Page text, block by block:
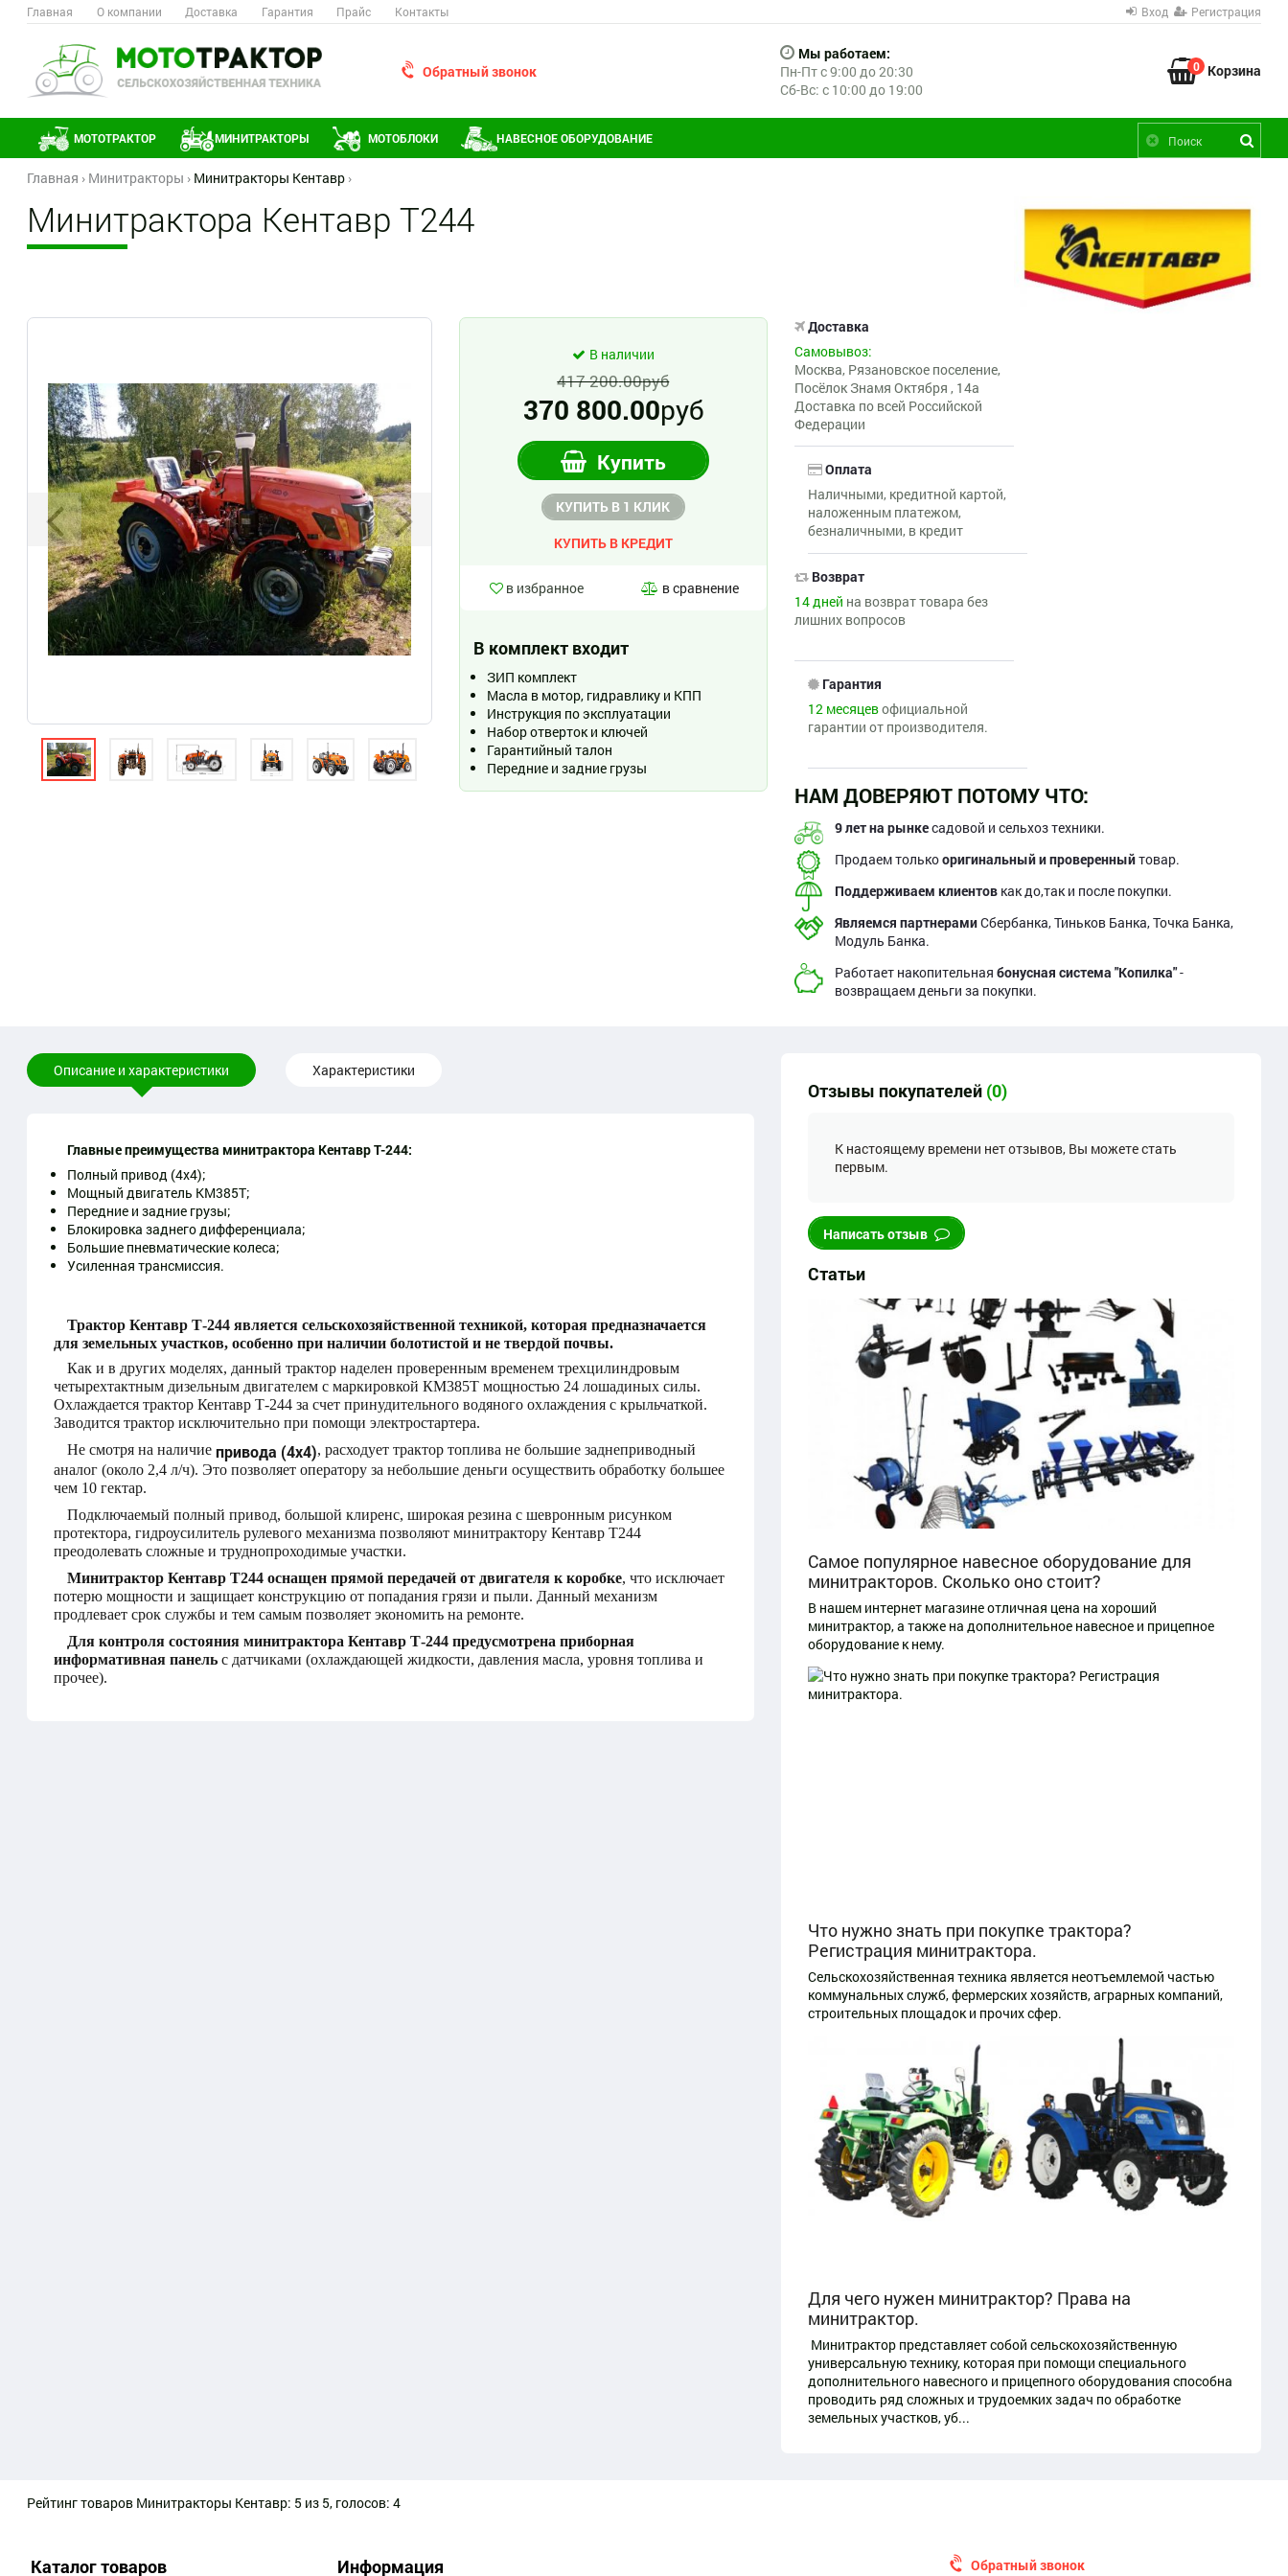
Главная О компании Доставка Гарантия Прайс Контакты Вход Регистрация
Обратный звонок
Мы работаем:
Пн-Пт с 9:00 до 20:30
Сб-Вс: с 10:00 до 19:00
Корзина
0
МОТОТРАКТОР МИНИТРАКТОРЫ МОТОБЛОКИ НАВЕСНОЕ ОБОРУДОВАНИЕ
Главная › Минитракторы › Минитракторы Кентавр ›
Минитрактора Кентавр Т244
В наличии
417 200.00руб
370 800.00руб
Купить
КУПИТЬ В 1 КЛИК
КУПИТЬ В КРЕДИТ
в избранное в сравнение
В комплект входит
ЗИП комплект
Масла в мотор, гидравлику и КПП
Инструкция по эксплуатации
Набор отверток и ключей
Гарантийный талон
Передние и задние грузы
Доставка
Самовывоз:
Москва, Рязановское поселение,
Посёлок Знамя Октября , 14а
Доставка по всей Российской
Федерации
Оплата
Наличными, кредитной картой,
наложенным платежом,
безналичными, в кредит
Возврат
14 дней на возврат товара без
лишних вопросов
Гарантия
12 месяцевофициальной
гарантии от производителя.
НАМ ДОВЕРЯЮТ ПОТОМУ ЧТО:
9 лет на рынкесадовой и сельхоз техники.
Продаем толькооригинальный и проверенныйтовар.
Поддерживаем клиентовкак до,так и после покупки.
Являемся партнерамиСбербанка, Тиньков Банка, Точка Банка,
Модуль Банка.
Работает накопительная бонусная система "Копилка"-
возвращаем деньги за покупки.
Описание и характеристики Характеристики
Главные преимущества минитрактора Кентавр Т-244:
Полный привод (4х4);
Мощный двигатель КМ385Т;
Передние и задние грузы;
Блокировка заднего дифференциала;
Большие пневматические колеса;
Усиленная трансмиссия.
Трактор Кентавр Т-244 является сельскохозяйственной техникой, которая предназначается
для земельных участков, особенно при наличии болотистой и не твердой почвы.
Как и в других моделях, данный трактор наделен проверенным временем трехцилиндровым
четырехтактным дизельным двигателем с маркировкой КМ385Т мощностью 24 лошадиных силы.
Охлаждается трактор Кентавр Т-244 за счет принудительного водяного охлаждения с крыльчаткой.
Заводится трактор исключительно при помощи электростартера.
Не смотря на наличие привода (4х4), расходует трактор топлива не большие заднеприводный
аналог (около 2,4 л/ч). Это позволяет оператору за небольшие деньги осуществить обработку большее
чем 10 гектар.
Подключаемый полный привод, большой клиренс, широкая резина с шевронным рисунком
протектора, гидроусилитель рулевого механизма позволяют минитрактору Кентавр Т244
преодолевать сложные и труднопроходимые участки.
Минитрактор Кентавр Т244 оснащен прямой передачей от двигателя к коробке, что исключает
потерю мощности и защищает конструкцию от попадания грязи и пыли. Данный механизм
продлевает срок службы и тем самым позволяет экономить на ремонте.
Для контроля состояния минитрактора Кентавр Т-244 предусмотрена приборная
информативная панель с датчиками (охлаждающей жидкости, давления масла, уровня топлива и
прочее).
Отзывы покупателей (0)
К настоящему времени нет отзывов, Вы можете стать
первым.
Написать отзыв
Статьи
Самое популярное навесное оборудование для
минитракторов. Сколько оно стоит?
В нашем интернет магазине отличная цена на хороший
минитрактор, а также на дополнительное навесное и прицепное
оборудование к нему.
Что нужно знать при покупке трактора?
Регистрация минитрактора.
Сельскохозяйственная техника является неотъемлемой частью
коммунальных служб, фермерских хозяйств, аграрных компаний,
строительных площадок и прочих сфер.
Для чего нужен минитрактор? Права на
минитрактор.
Минитрактор представляет собой сельскохозяйственную
универсальную технику, которая при помощи специального
дополнительного навесного и прицепного оборудования способна
проводить ряд сложных и трудоемких задач по обработке
земельных участков, уб...
Рейтинг товаров Минитракторы Кентавр: 5 из 5, голосов: 4
Каталог товаров Информация Обратный звонок